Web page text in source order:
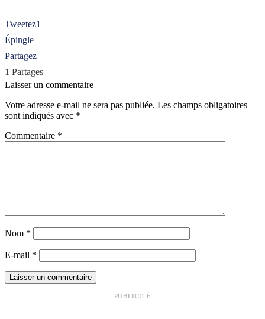
Tweetez1
Épingle
Partagez
1 Partages
Laisser un commentaire
Votre adresse e-mail ne sera pas publiée. Les champs obligatoires
sont indiqués avec *
Commentaire *
Nom *
E-mail *
PUBLICITÉ